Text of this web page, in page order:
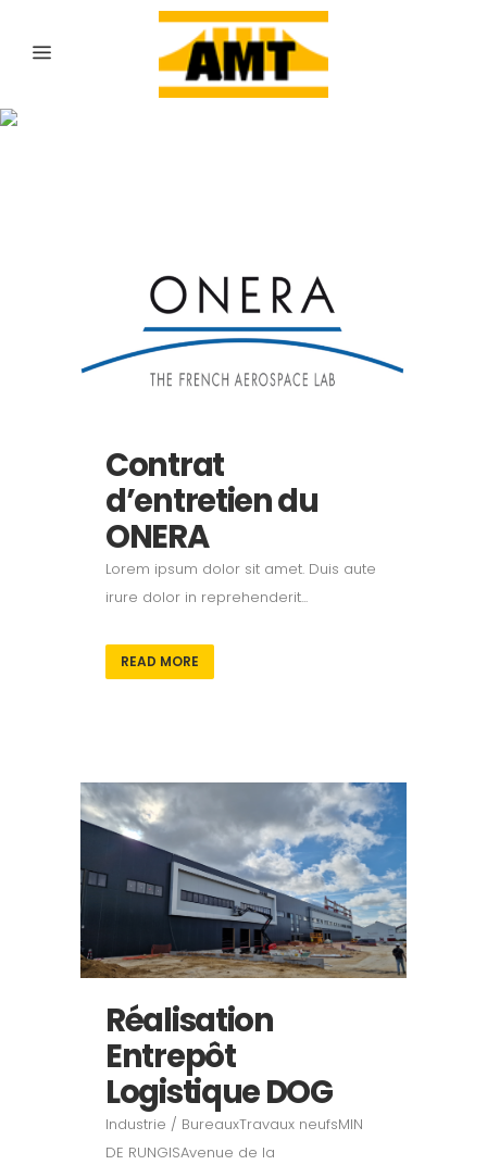
Contrat
d’entretien du
ONERA
Lorem ipsum dolor sit amet. Duis aute
irure dolor in reprehenderit...
READ MORE
Réalisation
Entrepôt
Logistique DOG
Industrie / BureauxTravaux neufsMIN
DE RUNGISAvenue de la